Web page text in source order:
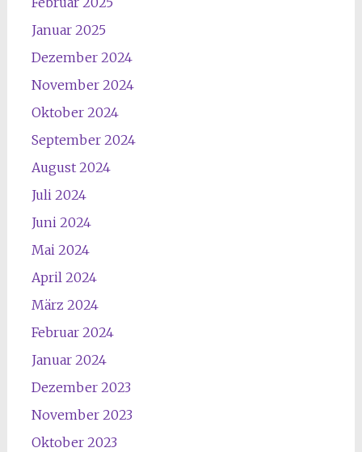
Januar 2025
Dezember 2024
November 2024
Oktober 2024
September 2024
August 2024
Juli 2024
Juni 2024
Mai 2024
April 2024
März 2024
Februar 2024
Januar 2024
Dezember 2023
November 2023
Oktober 2023